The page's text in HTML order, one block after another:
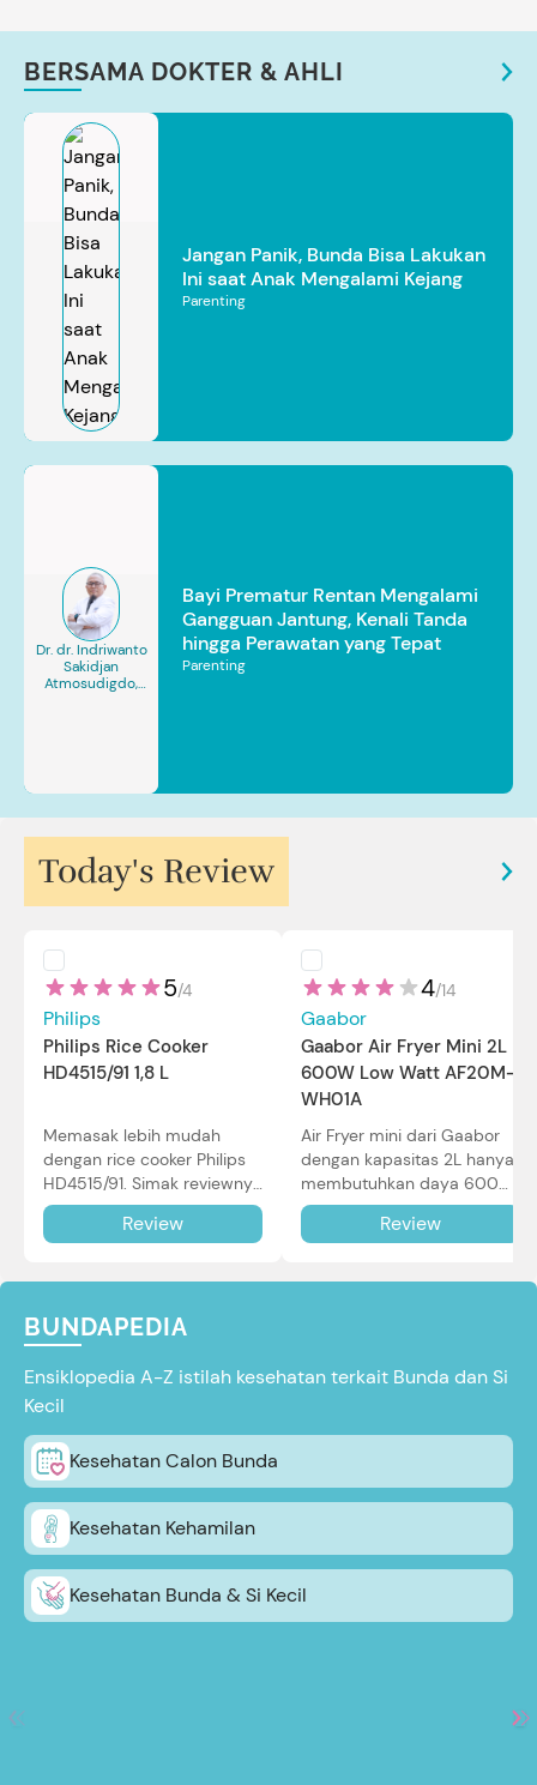
BERSAMA DOKTER & AHLI
Jangan Panik, Bunda Bisa Lakukan
Ini saat Anak Mengalami Kejang
Parenting
Dr. dr. Indriwanto
Sakidjan
Atmosudigdo,
Bayi Prematur Rentan Mengalami
Gangguan Jantung, Kenali Tanda
hingga Perawatan yang Tepat
Parenting
Today's Review
5/4
Philips
Philips Rice Cooker
HD4515/91 1,8 L
Memasak lebih mudah
dengan rice cooker Philips
HD4515/91. Simak reviewnya
di sini.
Review
4/14
Gaabor
Gaabor Air Fryer Mini 2L
600W Low Watt AF20M-
WH01A
Air Fryer mini dari Gaabor
dengan kapasitas 2L hanya
membutuhkan daya 600W
dalam pemakaian. Simak
review selengkapnya di sini.
Review
BUNDAPEDIA
Ensiklopedia A-Z istilah kesehatan terkait Bunda dan Si
Kecil
Kesehatan Calon Bunda
Kesehatan Kehamilan
Kesehatan Bunda & Si Kecil